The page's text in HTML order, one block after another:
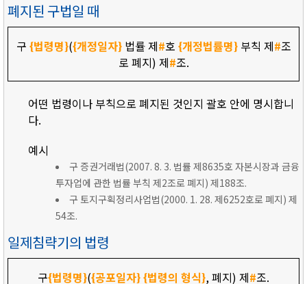
폐지된 구법일 때
구 {법령명}({개정일자}법률 제#호 {개정법률명}부칙 제#조
로 폐지) 제#조.
어떤 법령이나 부칙으로 폐지된 것인지 괄호 안에 명시합니
다.
예시
구 증권거래법(2007. 8. 3. 법률 제8635호 자본시장과 금융
투자업에 관한 법률 부칙 제2조로 폐지) 제188조.
구 토지구획정리사업법(2000. 1. 28. 제6252호로 폐지) 제
54조.
일제침략기의 법령
구{법령명}({공포일자}{법령의 형식}, 폐지) 제#조.